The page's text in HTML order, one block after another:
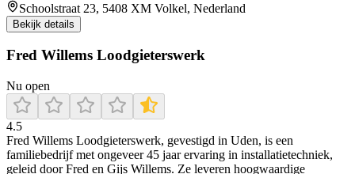
Schoolstraat 23, 5408 XM Volkel, Nederland
Bekijk details
Fred Willems Loodgieterswerk
Nu open
4.5
Fred Willems Loodgieterswerk, gevestigd in Uden, is een
familiebedrijf met ongeveer 45 jaar ervaring in installatietechniek,
geleid door Fred en Gijs Willems. Ze leveren hoogwaardige